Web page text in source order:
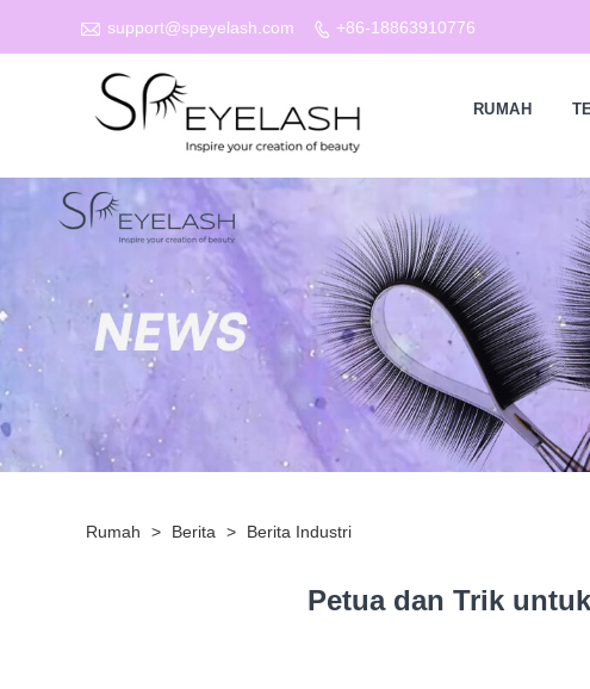
 support@speyelash.com  +86-18863910776
RUMAH
Rumah > Berita > Berita Industri
Petua dan Trik